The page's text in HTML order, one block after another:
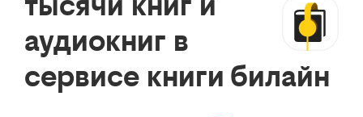
аудиокниг в
сервисе книги билайн